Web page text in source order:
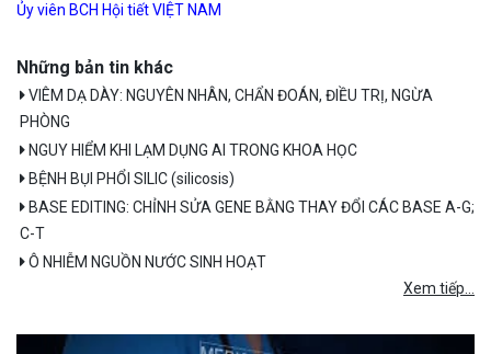
Ủy viên BCH Hội tiết VIỆT NAM
Những bản tin khác
VIÊM DẠ DÀY: NGUYÊN NHÂN, CHẨN ĐOÁN, ĐIỀU TRỊ, NGỪA
PHÒNG
NGUY HIỂM KHI LẠM DỤNG AI TRONG KHOA HỌC
BỆNH BỤI PHỔI SILIC (silicosis)
BASE EDITING: CHỈNH SỬA GENE BẰNG THAY ĐỔI CÁC BASE A-G;
C-T
Ô NHIỄM NGUỒN NƯỚC SINH HOẠT
Xem tiếp...